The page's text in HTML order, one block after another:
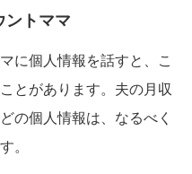
ントママ
に個人情報を話すと、こ
とがあります。夫の月収
の個人情報は、なるべく
。